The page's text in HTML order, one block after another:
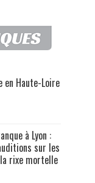
en Haute-Loire
à Lyon :
sur les
rixe mortelle